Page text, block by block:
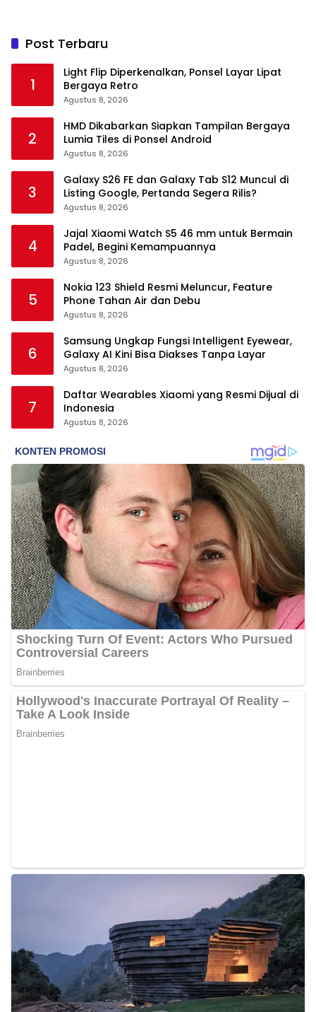
Post Terbaru
1
Light Flip Diperkenalkan, Ponsel Layar Lipat
Bergaya Retro
Agustus 8, 2026
2
HMD Dikabarkan Siapkan Tampilan Bergaya
Lumia Tiles di Ponsel Android
Agustus 8, 2026
3
Galaxy S26 FE dan Galaxy Tab S12 Muncul di
Listing Google, Pertanda Segera Rilis?
Agustus 8, 2026
4
Jajal Xiaomi Watch S5 46 mm untuk Bermain
Padel, Begini Kemampuannya
Agustus 8, 2026
5
Nokia 123 Shield Resmi Meluncur, Feature
Phone Tahan Air dan Debu
Agustus 8, 2026
6
Samsung Ungkap Fungsi Intelligent Eyewear,
Galaxy AI Kini Bisa Diakses Tanpa Layar
Agustus 8, 2026
7
Daftar Wearables Xiaomi yang Resmi Dijual di
Indonesia
Agustus 8, 2026